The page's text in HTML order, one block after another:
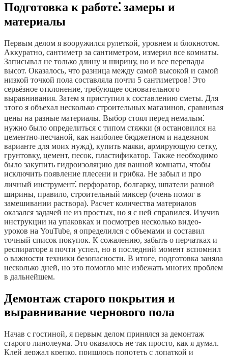
Подготовка к работе⁚ замеры и
материалы
Первым делом я вооружился рулеткой, уровнем и блокнотом.
Аккуратно, сантиметр за сантиметром, измерил все комнаты.
Записывал не только длину и ширину, но и все перепады
высот. Оказалось, что разница между самой высокой и самой
низкой точкой пола составляла почти 5 сантиметров! Это
серьёзное отклонение, требующее основательного
выравнивания. Затем я приступил к составлению сметы. Для
этого я объехал несколько строительных магазинов, сравнивая
цены на разные материалы. Выбор стоял перед немалым⁚
нужно было определиться с типом стяжки (я остановился на
цементно-песчаной, как наиболее бюджетном и надежном
варианте для моих нужд), купить маяки, армирующую сетку,
грунтовку, цемент, песок, пластификатор. Также необходимо
было закупить гидроизоляцию для ванной комнаты, чтобы
исключить появление плесени и грибка. Не забыл и про
личный инструмент⁚ перфоратор, болгарку, шпатели разной
ширины, правило, строительный миксер (очень помог в
замешивании раствора). Расчет количества материалов
оказался задачей не из простых, но я с ней справился. Изучив
инструкции на упаковках и посмотрев несколько видео-
уроков на YouTube, я определился с объемами и составил
точный список покупок. К сожалению, забыть о перчатках и
респираторе я почти успел, но в последний момент вспомнил
о важности техники безопасности. В итоге, подготовка заняла
несколько дней, но это помогло мне избежать многих проблем
в дальнейшем.
Демонтаж старого покрытия и
выравнивание чернового пола
Начав с гостиной, я первым делом принялся за демонтаж
старого линолеума. Это оказалось не так просто, как я думал.
Клей держал крепко, пришлось попотеть с лопаткой и